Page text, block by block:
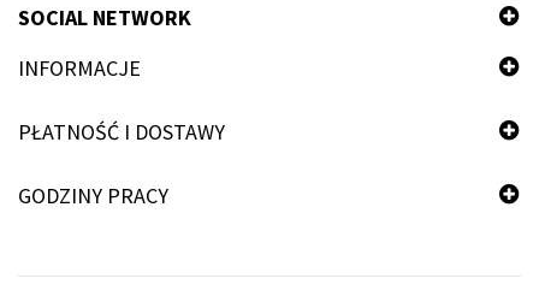
SOCIAL NETWORK
INFORMACJE
PŁATNOŚĆ I DOSTAWY
GODZINY PRACY